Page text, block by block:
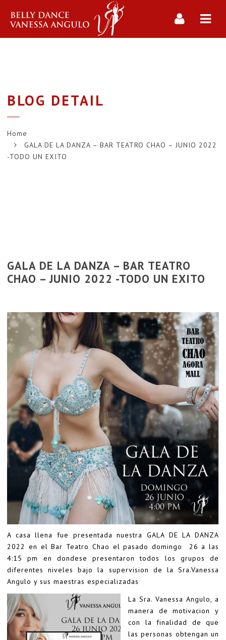
BLOG DETAIL
Home
GALA DE LA DANZA – BAR TEATRO CHAO – JUNIO 2022
-TODO UN EXITO
GALA DE LA DANZA – BAR TEATRO
CHAO – JUNIO 2022 -TODO UN EXITO
A casa llena fue presentada nuestra GALA DE LA DANZA
2022 en el Bar Teatro Chao el pasado domingo 26 a las
4:15 pm en dondese presentaron todos los grupos de
diferentes niveles bajo la supervision de la Sra.Vanessa
Angulo y sus maestras especializadas
La Sra. Vanessa Angulo, a
manera de motivacion y
con la finalidad de que
las personas obtengan un